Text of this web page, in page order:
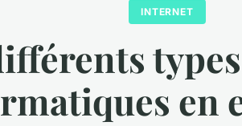
INTERNET
en